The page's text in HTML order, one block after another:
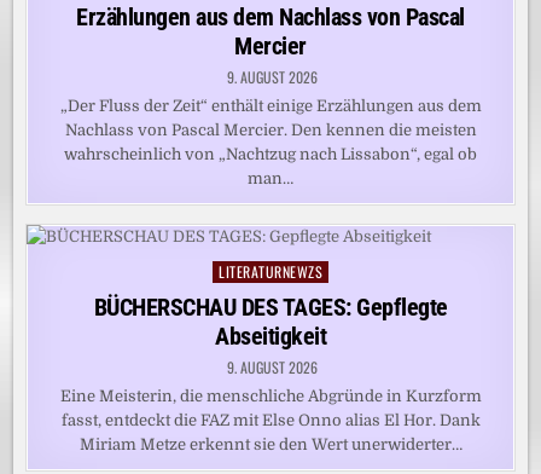
Erzählungen aus dem Nachlass von Pascal
Mercier
9. AUGUST 2026
„Der Fluss der Zeit“ enthält einige Erzählungen aus dem
Nachlass von Pascal Mercier. Den kennen die meisten
wahrscheinlich von „Nachtzug nach Lissabon“, egal ob
man…
Posted
in
LITERATURNEWZS
BÜCHERSCHAU DES TAGES: Gepflegte
Abseitigkeit
9. AUGUST 2026
Eine Meisterin, die menschliche Abgründe in Kurzform
fasst, entdeckt die FAZ mit Else Onno alias El Hor. Dank
Miriam Metze erkennt sie den Wert unerwiderter…